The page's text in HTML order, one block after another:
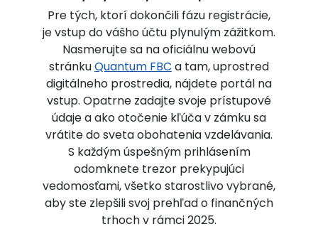
Pre tých, ktorí dokončili fázu registrácie,
je vstup do vášho účtu plynulým zážitkom.
Nasmerujte sa na oficiálnu webovú
stránkuQuantum FBC a tam, uprostred
digitálneho prostredia, nájdete portál na
vstup. Opatrne zadajte svoje prístupové
údaje a ako otočenie kľúča v zámku sa
vrátite do sveta obohatenia vzdelávania.
S každým úspešným prihlásením
odomknete trezor prekypujúci
vedomosťami, všetko starostlivo vybrané,
aby ste zlepšili svoj prehľad o finančných
trhoch v rámci 2025.